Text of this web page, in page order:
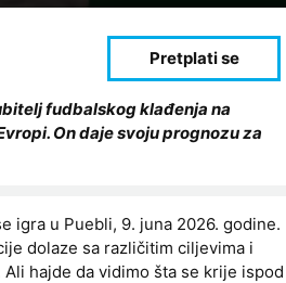
fudbalskog klađenja na
On daje svoju prognozu za
igra u Puebli, 9. juna 2026. godine.
dolaze sa različitim ciljevima i
hajde da vidimo šta se krije ispod